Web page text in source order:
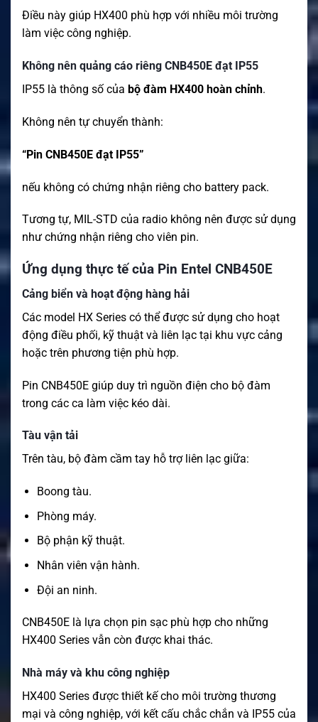
Điều này giúp HX400 phù hợp với nhiều môi trường
làm việc công nghiệp.
Không nên quảng cáo riêng CNB450E đạt IP55
IP55 là thông số của bộ đàm HX400 hoàn chỉnh.
Không nên tự chuyển thành:
“Pin CNB450E đạt IP55”
nếu không có chứng nhận riêng cho battery pack.
Tương tự, MIL-STD của radio không nên được sử dụng
như chứng nhận riêng cho viên pin.
Ứng dụng thực tế của Pin Entel CNB450E
Cảng biển và hoạt động hàng hải
Các model HX Series có thể được sử dụng cho hoạt
động điều phối, kỹ thuật và liên lạc tại khu vực cảng
hoặc trên phương tiện phù hợp.
Pin CNB450E giúp duy trì nguồn điện cho bộ đàm
trong các ca làm việc kéo dài.
Tàu vận tải
Trên tàu, bộ đàm cầm tay hỗ trợ liên lạc giữa:
Boong tàu.
Phòng máy.
Bộ phận kỹ thuật.
Nhân viên vận hành.
Đội an ninh.
CNB450E là lựa chọn pin sạc phù hợp cho những
HX400 Series vẫn còn được khai thác.
Nhà máy và khu công nghiệp
HX400 Series được thiết kế cho môi trường thương
mại và công nghiệp, với kết cấu chắc chắn và IP55 của